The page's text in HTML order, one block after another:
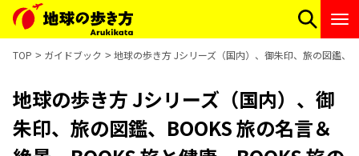
TOP ガイドブック 地球の歩き方 Jシリーズ（国内）、御朱印、旅の図鑑、
地球の歩き方 Jシリーズ（国内）、御
朱印、旅の図鑑、BOOKS 旅の名言＆